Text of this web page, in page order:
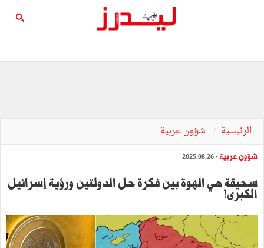
الرئيسية شؤون عربية
شؤون عربية- 2025.08.26
سحيقة هي الهوة بين فكرة حل الدولتين ورؤية إسرائيل
الكبرى!